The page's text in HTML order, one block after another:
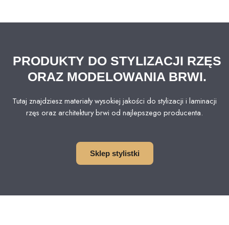
PRODUKTY DO STYLIZACJI RZĘS
ORAZ MODELOWANIA BRWI.
Tutaj znajdziesz materiały wysokiej jakości do stylizacji i laminacji
rzęs oraz architektury brwi od najlepszego producenta.
Sklep stylistki